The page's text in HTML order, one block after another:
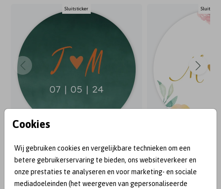
Cookies
Wij gebruiken cookies en vergelijkbare technieken om een
betere gebruikerservaring te bieden, ons websiteverkeer en
onze prestaties te analyseren en voor marketing- en sociale
mediadoeleinden (het weergeven van gepersonaliseerde
Sluitsticker
BEKEND VAN: